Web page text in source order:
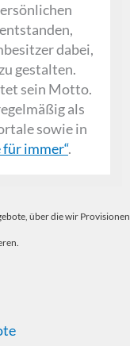
dabei,
gestalten.
sein Motto.
als
sowie in
für immer“.
über die wir Provisionen